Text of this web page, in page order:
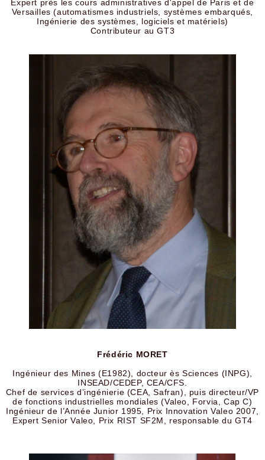
Expert près les cours administratives d'appel de Paris et de
Versailles (automatismes industriels, systèmes embarqués,
Ingénierie des systèmes, logiciels et matériels)
Contributeur au GT3
Frédéric MORET
Ingénieur des Mines (E1982), docteur ès Sciences (INPG),
INSEAD/CEDEP, CEA/CFS.
Chef de services d’ingénierie (CEA, Safran), puis directeur/VP
de fonctions industrielles mondiales (Valeo, Forvia, Cap C)
Ingénieur de l’Année Junior 1995, Prix Innovation Valeo 2007,
Expert Senior Valeo, Prix RIST SF2M, responsable du GT4